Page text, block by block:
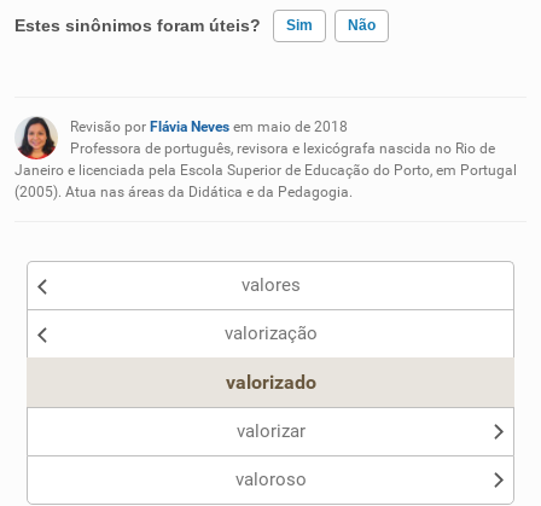
Estes sinônimos foram úteis? Sim Não
Nenhum dos sinônimos apresentados me ajudou
Outro
Revisão por Flávia Neves em maio de 2018
Professora de português, revisora e lexicógrafa nascida no Rio de
Janeiro e licenciada pela Escola Superior de Educação do Porto, em Portugal
(2005). Atua nas áreas da Didática e da Pedagogia.
valores
valorização
valorizado
valorizar
valoroso